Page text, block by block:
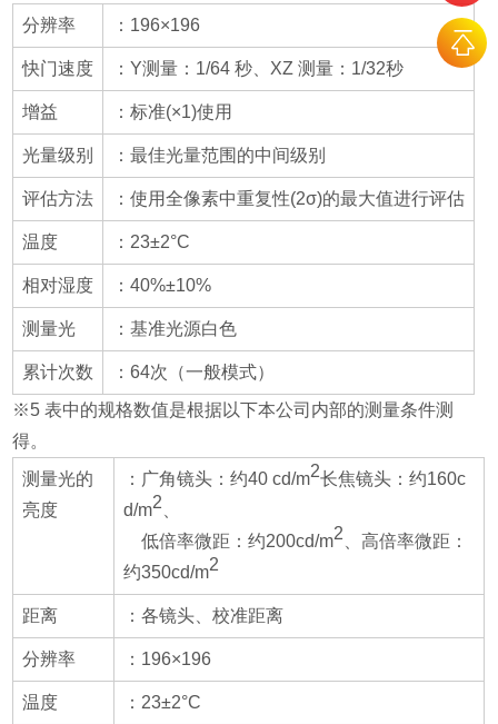
分辨率
：196×196
快门速度 ：Y测量：1/64 秒、XZ 测量：1/32秒
增益 ：标准(×1)使用
光量级别 ：最佳光量范围的中间级别
评估方法 ：使用全像素中重复性(2σ)的最大值进行评估
温度 ：23±2°C
相对湿度 ：40%±10%
测量光 ：基准光源白色
累计次数
：64次（一般模式）
※5 表中的规格数值是根据以下本公司内部的测量条件测
得。
测量光的
亮度
：广角镜头：约40 cd/m2长焦镜头：约160c
d/m2
低倍率微距：约200cd/m2 、高倍率微距：
约350cd/m2
距离 ：各镜头、校准距离
分辨率 ：196×196
温度 ：23±2°C